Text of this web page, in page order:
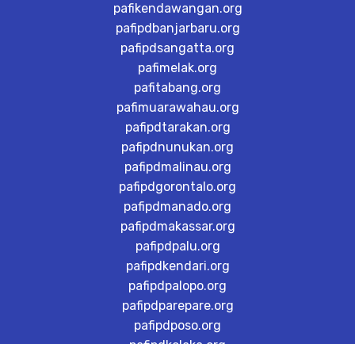
pafikendawangan.org
pafipdbanjarbaru.org
pafipdsangatta.org
pafimelak.org
pafitabang.org
pafimuarawahau.org
pafipdtarakan.org
pafipdnunukan.org
pafipdmalinau.org
pafipdgorontalo.org
pafipdmanado.org
pafipdmakassar.org
pafipdpalu.org
pafipdkendari.org
pafipdpalopo.org
pafipdparepare.org
pafipdposo.org